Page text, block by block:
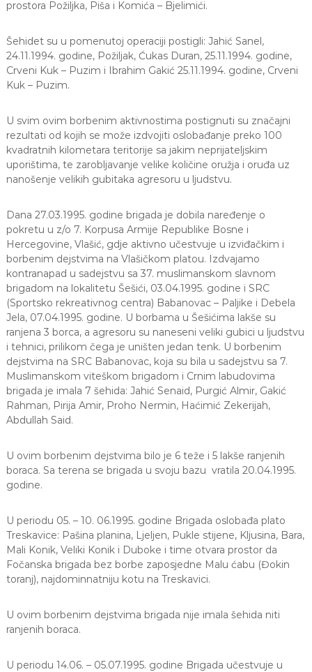
prostora Požiljka, Piša i Komića – Bjelimići.
Šehidet su u pomenutoj operaciji postigli: Jahić Sanel,
24.11.1994. godine, Požiljak, Ćukas Duran, 25.11.1994. godine,
Crveni Kuk – Puzim i Ibrahim Gakić 25.11.1994. godine, Crveni
Kuk – Puzim.
U svim ovim borbenim aktivnostima postignuti su značajni
rezultati od kojih se može izdvojiti oslobađanje preko 100
kvadratnih kilometara teritorije sa jakim neprijateljskim
uporištima, te zarobljavanje velike količine oružja i oruđa uz
nanošenje velikih gubitaka agresoru u ljudstvu.
Dana 27.03.1995. godine brigada je dobila naređenje o
pokretu u z/o 7. Korpusa Armije Republike Bosne i
Hercegovine, Vlašić, gdje aktivno učestvuje u izviđačkim i
borbenim dejstvima na Vlašičkom platou. Izdvajamo
kontranapad u sadejstvu sa 37. muslimanskom slavnom
brigadom na lokalitetu Šešići, 03.04.1995. godine i SRC
(Sportsko rekreativnog centra) Babanovac – Paljike i Debela
Jela, 07.04.1995. godine. U borbama u Šešićima lakše su
ranjena 3 borca, a agresoru su naneseni veliki gubici u ljudstvu
i tehnici, prilikom čega je uništen jedan tenk. U borbenim
dejstvima na SRC Babanovac, koja su bila u sadejstvu sa 7.
Muslimanskom viteškom brigadom i Crnim labudovima
brigada je imala 7 šehida: Jahić Senaid, Purgić Almir, Gakić
Rahman, Pirija Amir, Proho Nermin, Haćimić Zekerijah,
Abdullah Said.
U ovim borbenim dejstvima bilo je 6 teže i 5 lakše ranjenih
boraca. Sa terena se brigada u svoju bazu vratila 20.04.1995.
godine.
U periodu 05. – 10. 06.1995. godine Brigada oslobađa plato
Treskavice: Pašina planina, Ljeljen, Pukle stijene, Kljusina, Bara,
Mali Konik, Veliki Konik i Duboke i time otvara prostor da
Fočanska brigada bez borbe zaposjedne Malu ćabu (Đokin
toranj), najdominnatniju kotu na Treskavici.
U ovim borbenim dejstvima brigada nije imala šehida niti
ranjenih boraca.
U periodu 14.06. – 05.07.1995. godine Brigada učestvuje u